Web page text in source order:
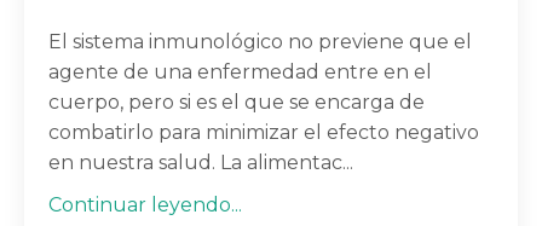
El sistema inmunológico no previene que el
agente de una enfermedad entre en el
cuerpo, pero si es el que se encarga de
combatirlo para minimizar el efecto negativo
en nuestra salud. La alimentac...
Continuar leyendo...